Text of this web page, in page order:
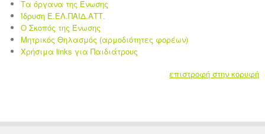
Τα όργανα της Ένωσης
Ίδρυση Ε.ΕΛ.ΠΑΙΔ.ΑΤΤ.
Ο Σκοπός της Ένωσης
Μητρικός Θηλασμός (αρμοδιότητες φορέων)
Χρήσιμα links για Παιδιάτρους
επιστροφή στην κορυφή